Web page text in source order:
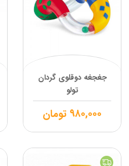
جغجغه دوقلوی گردان
تولو
۹۸۰,۰۰۰ تومان